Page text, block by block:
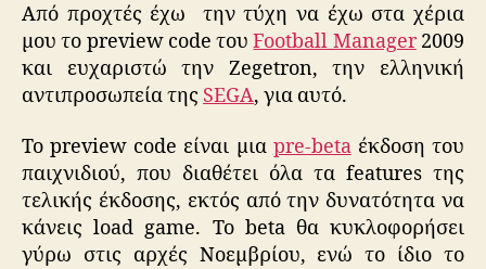
3d
match
engine!
Από προχτές έχω την τύχη να έχω στα χέρια
μου το preview code τουFootball Manager2009
και ευχαριστώ την Ζegetron, την ελληνική
αντιπροσωπεία της SEGA, για αυτό.
Το preview code είναι μια pre-betaέκδοση του
παιχνιδιού, που διαθέτει όλα τα features της
τελικής έκδοσης, εκτός από την δυνατότητα να
κάνεις load game. To beta θα κυκλοφορήσει
γύρω στις αρχές Νοεμβρίου, ενώ το ίδιο το